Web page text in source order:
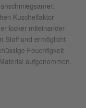
Kuschelfaktor
locker miteinander
Stoff und ermöglicht
Feuchtigkeit
aufgenommen.